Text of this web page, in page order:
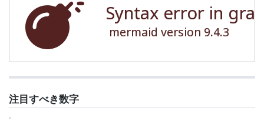
Syntax error in
mermaid version 9.4.3
注目すべき数字